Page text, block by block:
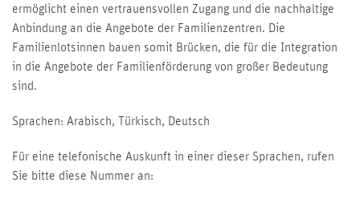
ermöglicht einen vertrauensvollen Zugang und die nachhaltige
Anbindung an die Angebote der Familienzentren. Die
Familienlotsinnen bauen somit Brücken, die für die Integration
in die Angebote der Familienförderung von großer Bedeutung
sind.
Sprachen: Arabisch, Türkisch, Deutsch
Für eine telefonische Auskunft in einer dieser Sprachen, rufen
Sie bitte diese Nummer an: